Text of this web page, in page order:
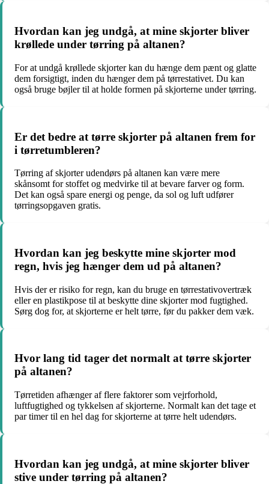
Hvordan kan jeg undgå, at mine skjorter bliver
krøllede under tørring på altanen?
For at undgå krøllede skjorter kan du hænge dem pænt og glatte
dem forsigtigt, inden du hænger dem på tørrestativet. Du kan
også bruge bøjler til at holde formen på skjorterne under tørring.
Er det bedre at tørre skjorter på altanen frem for
i tørretumbleren?
Tørring af skjorter udendørs på altanen kan være mere
skånsomt for stoffet og medvirke til at bevare farver og form.
Det kan også spare energi og penge, da sol og luft udfører
tørringsopgaven gratis.
Hvordan kan jeg beskytte mine skjorter mod
regn, hvis jeg hænger dem ud på altanen?
Hvis der er risiko for regn, kan du bruge en tørrestativovertræk
eller en plastikpose til at beskytte dine skjorter mod fugtighed.
Sørg dog for, at skjorterne er helt tørre, før du pakker dem væk.
Hvor lang tid tager det normalt at tørre skjorter
på altanen?
Tørretiden afhænger af flere faktorer som vejrforhold,
luftfugtighed og tykkelsen af skjorterne. Normalt kan det tage et
par timer til en hel dag for skjorterne at tørre helt udendørs.
Hvordan kan jeg undgå, at mine skjorter bliver
stive under tørring på altanen?